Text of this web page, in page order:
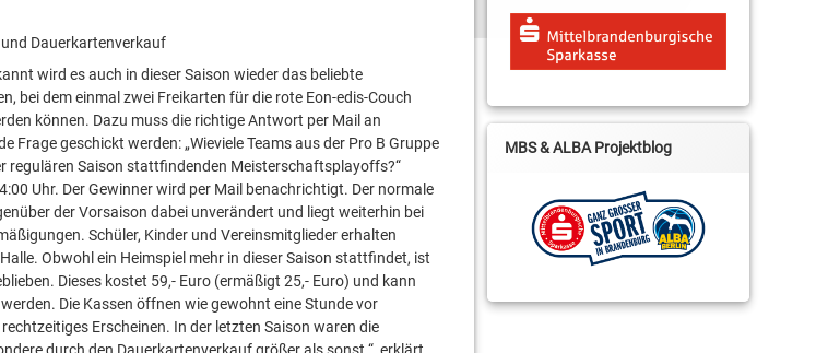
Dauerkartenverkauf
wird es auch in dieser Saison wieder das beliebte
bei dem einmal zwei Freikarten für die rote Eon-edis-Couch
können. Dazu muss die richtige Antwort per Mail an
Frage geschickt werden: „Wieviele Teams aus der Pro B Gruppe
regulären Saison stattfindenden Meisterschaftsplayoffs?“
Uhr. Der Gewinner wird per Mail benachrichtigt. Der normale
der Vorsaison dabei unverändert und liegt weiterhin bei
Schüler, Kinder und Vereinsmitglieder erhalten
Obwohl ein Heimspiel mehr in dieser Saison stattfindet, ist
Dieses kostet 59,- Euro (ermäßigt 25,- Euro) und kann
Die Kassen öffnen wie gewohnt eine Stunde vor
Erscheinen. In der letzten Saison waren die
MBS & ALBA Projektblog